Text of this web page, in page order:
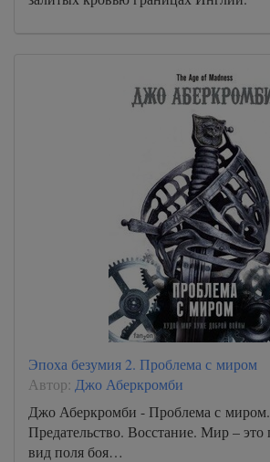
Эпоха безумия 2. Проблема с миром
Автор: Джо Аберкромби
Джо Аберкромби - Проблема с миром.
Предательство. Восстание. Мир – это
вид поля боя…